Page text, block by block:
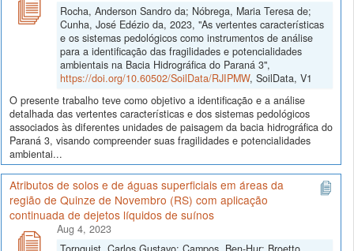
Rocha, Anderson Sandro da; Nóbrega, Maria Teresa de;
Cunha, José Edézio da, 2023, "As vertentes características
e os sistemas pedológicos como instrumentos de análise
para a identificação das fragilidades e potencialidades
ambientais na Bacia Hidrográfica do Paraná 3",
https://doi.org/10.60502/SoilData/RJIPMW, SoilData, V1
O presente trabalho teve como objetivo a identificação e a análise
detalhada das vertentes características e dos sistemas pedológicos
associados às diferentes unidades de paisagem da bacia hidrográfica do
Paraná 3, visando compreender suas fragilidades e potencialidades
ambientai...
Atributos de solos e de águas superficiais em áreas da
região de Quinze de Novembro (RS) com aplicação
continuada de dejetos líquidos de suínos
Aug 4, 2023